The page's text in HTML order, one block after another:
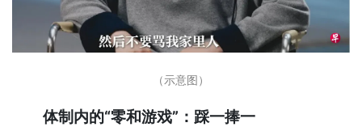
（示意图）
体制内的“零和游戏”：踩一捧一